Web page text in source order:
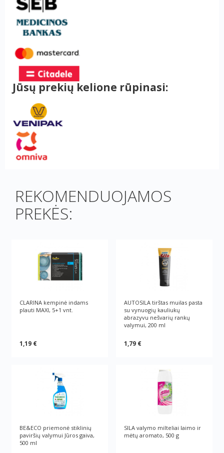
Jūsų prekių kelione rūpinasi:
REKOMENDUOJAMOS
PREKĖS:
CLARINA kempinė indams
plauti MAXI, 5+1 vnt.
1,19 €
AUTOSILA tirštas muilas pasta
su vynuogių kauliukų
abrazyvu nešvarių rankų
valymui, 200 ml
1,79 €
BE&ECO priemonė stiklinių
paviršių valymui Jūros gaiva,
500 ml
SILA valymo milteliai laimo ir
mėtų aromato, 500 g